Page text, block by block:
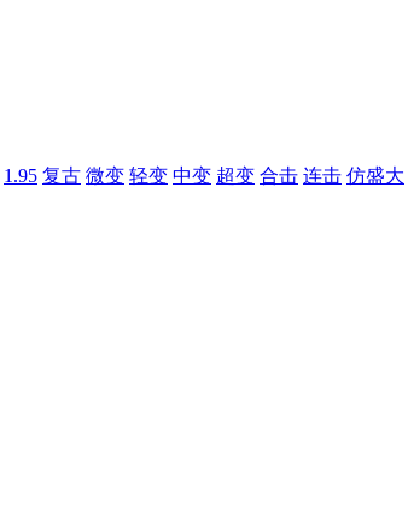
1.95 复古 微变 轻变 中变 超变 合击 连击 仿盛大